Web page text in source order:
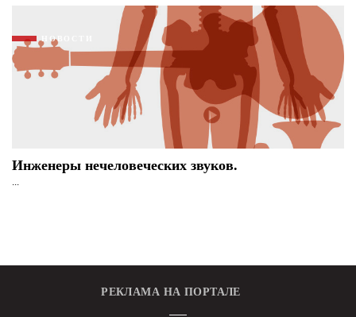
НОВОСТИ
Инженеры нечеловеческих звуков.
...
РЕКЛАМА НА ПОРТАЛЕ